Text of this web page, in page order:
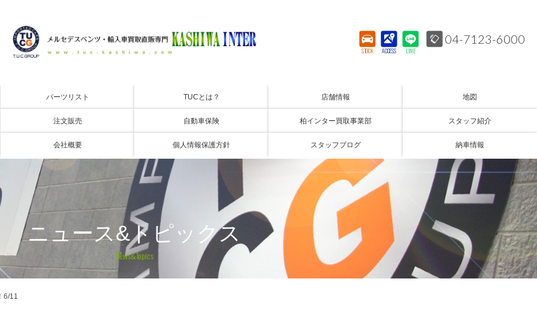
STOCK ACCESS LINE
04-7123-6000
パーツリスト TUCとは？ 店舗情報 地図
注文販売 自動車保険 柏インター買取事業部 スタッフ紹介
会社概要 個人情報保護方針 スタッフブログ 納車情報
ニュース&トピックス
News&Topics
6/11